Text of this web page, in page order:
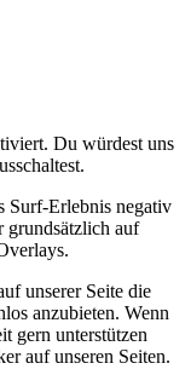
Du würdest uns
Surf-Erlebnis negativ
grundsätzlich auf
unserer Seite die
anzubieten. Wenn
gern unterstützen
auf unseren Seiten.